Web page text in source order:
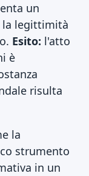
un
la legittimità
Esito: l'atto
è
risulta
la
strumento
in un